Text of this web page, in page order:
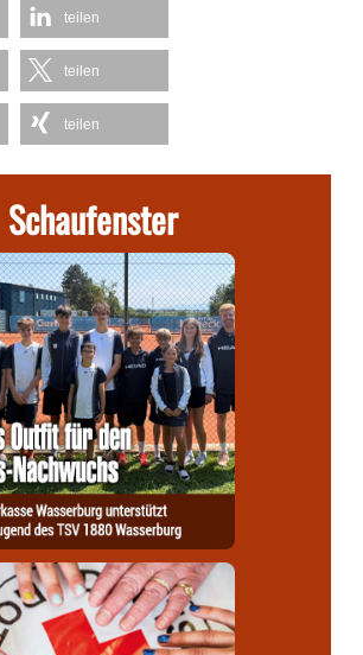
teilen
teilen
teilen
Schaufenster